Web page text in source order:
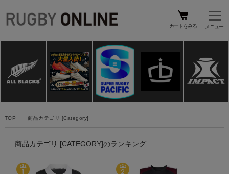
カートをみる
TOP 商品カテゴリ [Category]
商品カテゴリ [CATEGORY]のランキング